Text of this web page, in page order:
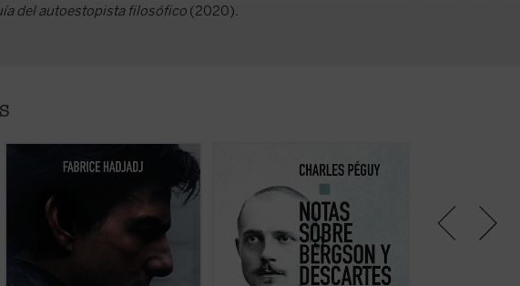
del autoestopista filosófico (2020).
Hadjadj mira a Tom Cruise más
allá del cine. Cuando un actor se
convierte en símbolo de una
generación, inevitablemente
refleja algo de su época. Por eso,
al hablar de Tom, hablamos
también de toda la humanidad.
Entre filosofía, teología y cultura
Este libro reúne los dos últimos
escritos de Charles Péguy antes
de su muerte trágica en el frente
de la Primera Guerra Mundial:
Nota sobre Henri Bergson y la
filosofía bergsonianayNota
conjunta sobre Descartes y la
filosofía cartesiana. Esta nueva
el valor del
la reflexión como